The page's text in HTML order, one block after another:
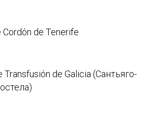
Cordón de Tenerife
Transfusión de Galicia (Сантьяго-